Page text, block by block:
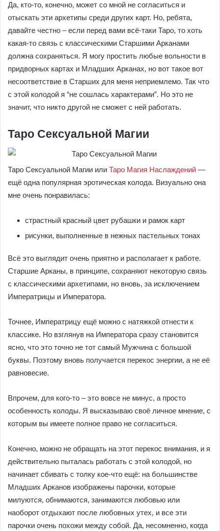
Да, кто-то, конечно, может со мной не согласиться и
отыскать эти архетипы среди других карт. Но, ребята,
давайте честно – если перед вами всё-таки Таро, то хоть
какая-то связь с классическими Старшими Арканами
должна сохраняться. Я могу простить любые вольности в
придворных картах и Младших Арканах, но вот такое вот
несоответствие в Старших для меня неприемлемо. Так что
с этой колодой я “не сошлась характерами”. Но это не
значит, что никто другой не сможет с ней работать.
Таро Сексуальной Магии
Таро Сексуальной Магии или Таро Магия Наслаждений —
ещё одна популярная эротическая колода. Визуально она
мне очень понравилась:
страстный красный цвет рубашки и рамок карт
рисунки, выполненные в нежных пастельных тонах
Всё это выглядит очень приятно и располагает к работе.
Старшие Арканы, в принципе, сохраняют некоторую связь
с классическими архетипами, но вновь, за исключением
Императрицы и Императора.
Точнее, Императрицу ещё можно с натяжкой отнести к
классике. Но взглянув на Императора сразу становится
ясно, что это точно не тот самый Мужчина с большой
буквы. Поэтому вновь получается перекос энергии, а не её
равновесие.
Впрочем, для кого-то – это вовсе не минус, а просто
особенность колоды. Я высказываю своё личное мнение, с
которым вы имеете полное право не согласиться.
Конечно, можно не обращать на этот перекос внимания, и я
действительно пыталась работать с этой колодой, но
начинает сбивать с толку кое-что ещё: на большинстве
Младших Арканов изображены парочки, которые
милуются, обнимаются, занимаются любовью или
наоборот отдыхают после любовных утех, и все эти
парочки очень похожи между собой. Да, несомненно, когда